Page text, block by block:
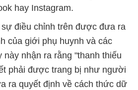
hay Instagram.
điều chỉnh trên được đưa ra
của giới phụ huynh và các
này nhận ra rằng "thanh thiếu
phải được trang bị như người
ra quyết định về cách thức dữ